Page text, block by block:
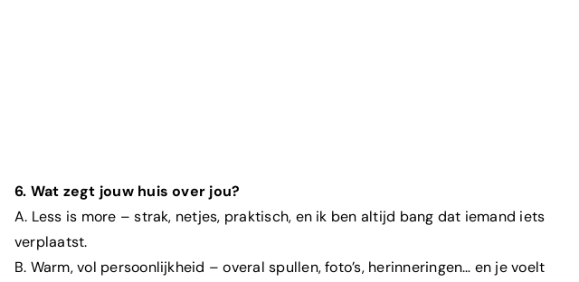
6. Wat zegt jouw huis over jou?
A. Less is more – strak, netjes, praktisch, en ik ben altijd bang dat iemand iets
verplaatst.
B. Warm, vol persoonlijkheid – overal spullen, foto’s, herinneringen… en je voelt